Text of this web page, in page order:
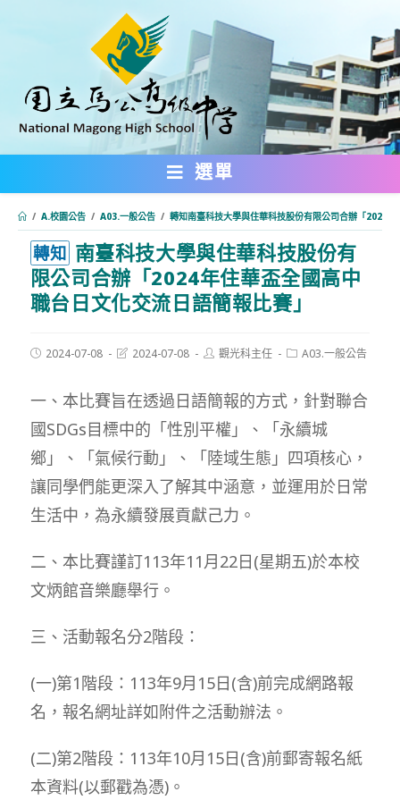
內
選單
/ A.校園公告 / A03.一般公告 / 轉知南臺科技大學與住華科技股份有限公司合辦「2024
轉知 南臺科技大學與住華科技股份有
限公司合辦「2024年住華盃全國高中
職台日文化交流日語簡報比賽」
Post2024-07-08
Post2024-07-08
Post觀光科主任
PostA03.一般公告
一、本比賽旨在透過日語簡報的方式，針對聯合
國SDGs目標中的「性別平權」、「永續城
鄉」、「氣候行動」、「陸域生態」四項核心，
讓同學們能更深入了解其中涵意，並運用於日常
生活中，為永續發展貢獻己力。
二、本比賽謹訂113年11月22日(星期五)於本校
文炳館音樂廳舉行。
三、活動報名分2階段：
(一)第1階段：113年9月15日(含)前完成網路報
名，報名網址詳如附件之活動辦法。
(二)第2階段：113年10月15日(含)前郵寄報名紙
本資料(以郵戳為憑)。